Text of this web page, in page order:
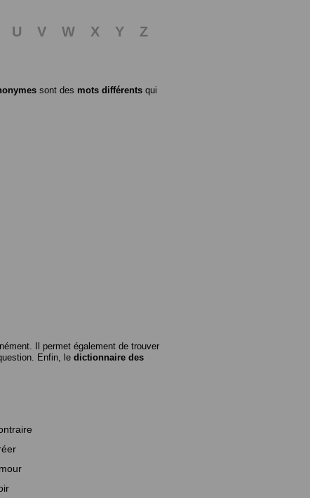
U V W X Y
Z
sont des mots différents qui
Il permet également de trouver
Enfin, le dictionnaire des